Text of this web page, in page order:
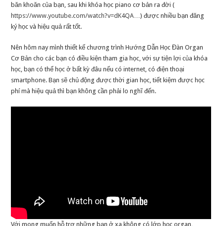
băn khoăn của bạn, sau khi khóa học piano cơ bản ra đời (
https://www.youtube.com/watch?v=dK4QA…) được nhiều bạn đăng
ký học và hiệu quả rất tốt.
Nên hôm nay mình thiết kế chương trình Hướng Dẫn Học Đàn Organ
Cơ Bản cho các bạn có điều kiện tham gia học, với sự tiện lợi của khóa
học, bạn có thể học ở bất kỳ đâu nếu có internet, có điện thoại
smartphone. Bạn sẽ chủ động được thời gian học, tiết kiệm được học
phí mà hiệu quả thì bạn không cần phải lo nghĩ đến.
Với mong muốn hỗ trợ những bạn ở xa không có lớp học organ,